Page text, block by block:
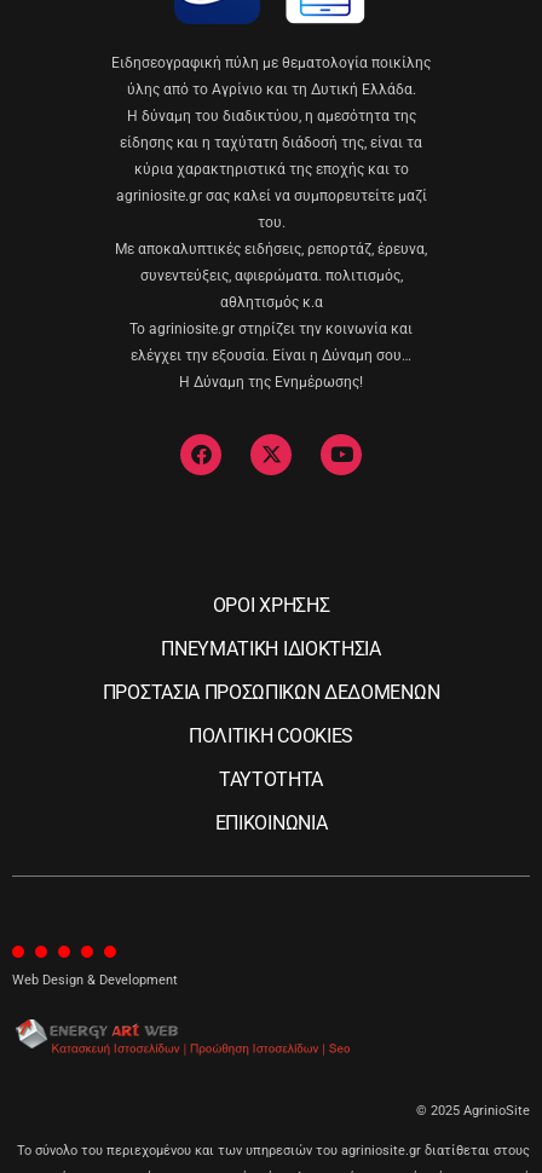
Eιδησεογραφική πύλη με θεματολογία ποικίλης
ύλης από το Αγρίνιο και τη Δυτική Ελλάδα.
Η δύναμη του διαδικτύου, η αμεσότητα της
είδησης και η ταχύτατη διάδοσή της, είναι τα
κύρια χαρακτηριστικά της εποχής και το
agriniosite.gr σας καλεί να συμπορευτείτε μαζί
του.
Με αποκαλυπτικές ειδήσεις, ρεπορτάζ, έρευνα,
συνεντεύξεις, αφιερώματα. πολιτισμός,
αθλητισμός κ.α
Το agriniosite.gr στηρίζει την κοινωνία και
ελέγχει την εξουσία. Είναι η Δύναμη σου…
Η Δύναμη της Ενημέρωσης!
ΟΡΟΙ ΧΡΗΣΗΣ
ΠΝΕΥΜΑΤΙΚΗ ΙΔΙΟΚΤΗΣΙΑ
ΠΡΟΣΤΑΣΙΑ ΠΡΟΣΩΠΙΚΩΝ ΔΕΔΟΜΕΝΩΝ
ΠΟΛΙΤΙΚΗ COOKIES
ΤΑΥΤΟΤΗΤΑ
ΕΠΙΚΟΙΝΩΝΙΑ
Web Design & Development
© 2025 AgrinioSite
Το σύνολο του περιεχομένου και των υπηρεσιών του agriniosite.gr διατίθεται στους